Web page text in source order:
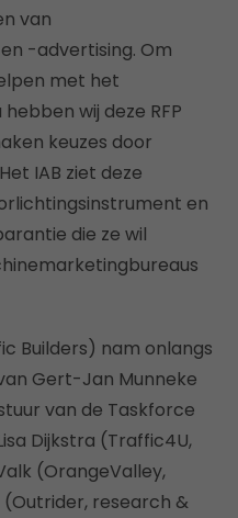
van
-advertising. Om
met het
wij deze RFP
keuzes door
IAB ziet deze
en
die ze wil
Builders) nam onlangs
Gert-Jan Munneke
van de Taskforce
Dijkstra (Traffic4U,
(OrangeValley,
research &